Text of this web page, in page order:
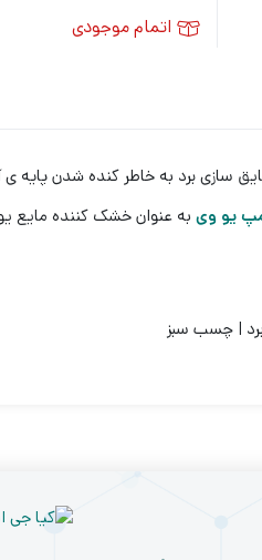
اتمام موجودی
سازی برد به خاطر کنده شدن پایه
یو وی به عنوان خشک کننده مایع
| چسب سبز